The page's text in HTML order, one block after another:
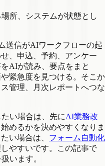
所、システムが状態とし
送信がAIワークフローの起
、申込、予約、アンケー
AIが読み、要点をまと
緊急度を見つける。そこか
管理、月次レポートへつな
い場合は、先にAI業務改
めるかを決めやすくなりま
い場合は、 フォーム自動化
やすいです。この記事で
います。